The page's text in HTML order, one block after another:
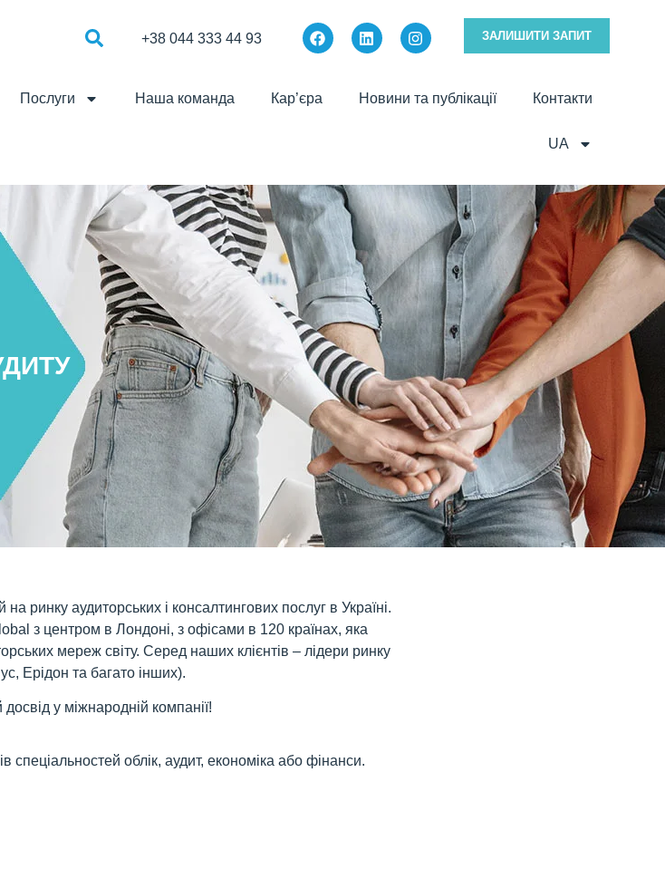
+38 044 333 44 93 ЗАЛИШИТИ ЗАПИТ
Послуги Наша команда Кар’єра Новини та публікації Контакти
UA
ринку аудиторських і консалтингових послуг в Україні.
з центром в Лондоні, з офісами в 120 країнах, яка
мереж світу. Серед наших клієнтів – лідери ринку
Ерідон та багато інших).
у міжнародній компанії!
спеціальностей облік, аудит, економіка або фінанси.